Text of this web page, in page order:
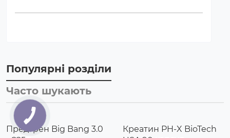
Популярні розділи
Часто шукають
Предтрен Big Bang 3.0
Креатин PH-X BioTech